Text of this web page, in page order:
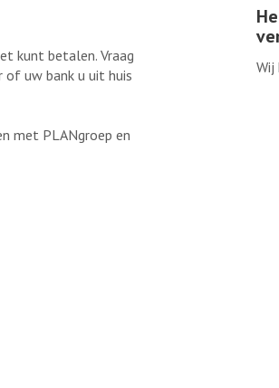
kunt betalen. Vraag
uw bank u uit huis
met PLANgroep en
Wij